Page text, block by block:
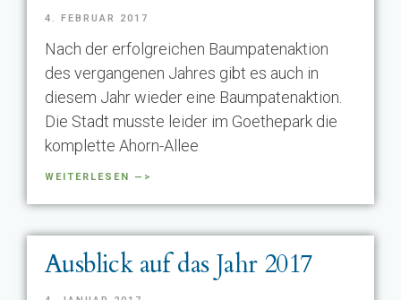
4. FEBRUAR 2017
Nach der erfolgreichen Baumpatenaktion
des vergangenen Jahres gibt es auch in
diesem Jahr wieder eine Baumpatenaktion.
Die Stadt musste leider im Goethepark die
komplette Ahorn-Allee
WEITERLESEN —>
Ausblick auf das Jahr 2017